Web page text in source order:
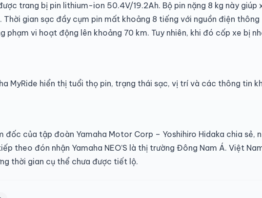
được trang bị pin lithium-ion 50.4V/19.2Ah. Bộ pin nặng 8 kg này
Thời gian sạc đầy cụm pin mất khoảng 8 tiếng với nguồn điện
phạm vi hoạt động lên khoảng 70 km. Tuy nhiên, khi đó cốp xe bị
MyRide hiển thị tuổi thọ pin, trạng thái sạc, vị trí và các thông tin
đốc của tập đoàn Yamaha Motor Corp – Yoshihiro Hidaka chia sẻ,
theo đón nhận Yamaha NEO’S là thị trường Đông Nam Á. Việt
thời gian cụ thể chưa được tiết lộ.